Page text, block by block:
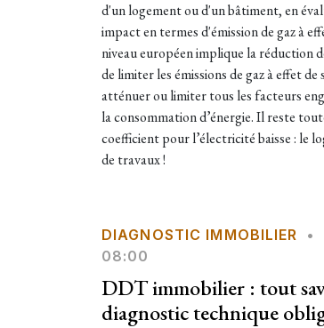
d'un logement ou d'un bâtiment, en
impact en termes d'émission de gaz à
niveau européen implique la réduction
de limiter les émissions de gaz à effet
atténuer ou limiter tous les facteurs
la consommation d’énergie. Il reste
coefficient pour l’électricité baisse : le
de travaux !
DIAGNOSTIC IMMOBILIER •
08:00
DDT immobilier : tout
diagnostic technique